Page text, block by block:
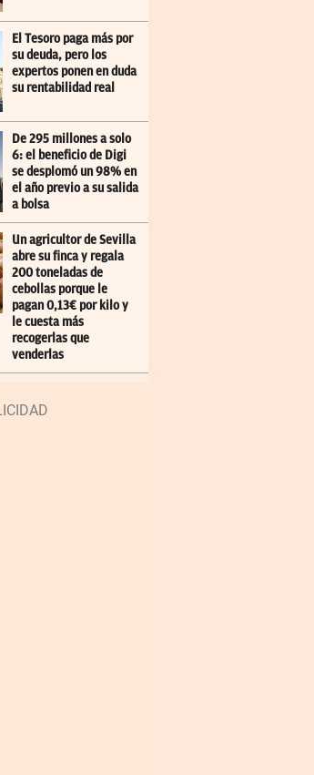
El Tesoro paga más por
su deuda, pero los
expertos ponen en duda
su rentabilidad real
De 295 millones a solo
6: el beneficio de Digi
se desplomó un 98% en
el año previo a su salida
a bolsa
Un agricultor de Sevilla
abre su finca y regala
200 toneladas de
cebollas porque le
pagan 0,13€ por kilo y
le cuesta más
recogerlas que
venderlas